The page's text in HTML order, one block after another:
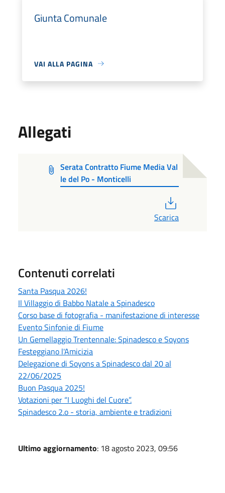
Giunta Comunale
VAI ALLA PAGINA
Allegati
Serata Contratto Fiume Media Val
le del Po - Monticelli
Scarica
Contenuti correlati
Santa Pasqua 2026!
Il Villaggio di Babbo Natale a Spinadesco
Corso base di fotografia - manifestazione di interesse
Evento Sinfonie di Fiume
Un Gemellaggio Trentennale: Spinadesco e Soyons
Festeggiano l'Amicizia
Delegazione di Soyons a Spinadesco dal 20 al
22/06/2025
Buon Pasqua 2025!
Votazioni per “I Luoghi del Cuore”.
Spinadesco 2.o - storia, ambiente e tradizioni
Ultimo aggiornamento: 18 agosto 2023, 09:56